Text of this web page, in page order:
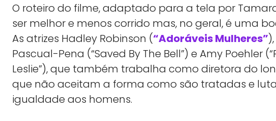
O roteiro do filme, adaptado para a tela por
ser melhor e menos corrido mas, no geral, é uma
As atrizes Hadley Robinson (“Adoráveis Mulheres”
Pascual-Pena (“Saved By The Bell”) e Amy Poehler
Leslie”), que também trabalha como diretora do
que não aceitam a forma como são tratadas e
igualdade aos homens.